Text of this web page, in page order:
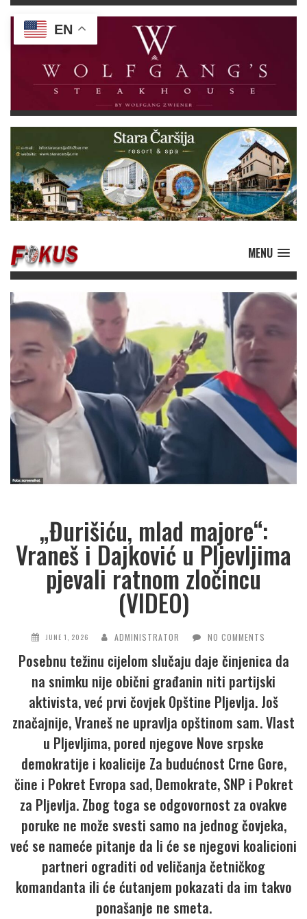
MENU
„Đurišiću, mlad majore“:
Vraneš i Dajković u Pljevljima
pjevali ratnom zločincu
(VIDEO)
JUNE 1, 2026 ADMINISTRATOR NO COMMENTS
Posebnu težinu cijelom slučaju daje činjenica da
na snimku nije obični građanin niti partijski
aktivista, već prvi čovjek Opštine Pljevlja. Još
značajnije, Vraneš ne upravlja opštinom sam. Vlast
u Pljevljima, pored njegove Nove srpske
demokratije i koalicije Za budućnost Crne Gore,
čine i Pokret Evropa sad, Demokrate, SNP i Pokret
za Pljevlja. Zbog toga se odgovornost za ovakve
poruke ne može svesti samo na jednog čovjeka,
već se nameće pitanje da li će se njegovi koalicioni
partneri ograditi od veličanja četničkog
komandanta ili će ćutanjem pokazati da im takvo
ponašanje ne smeta.
EN